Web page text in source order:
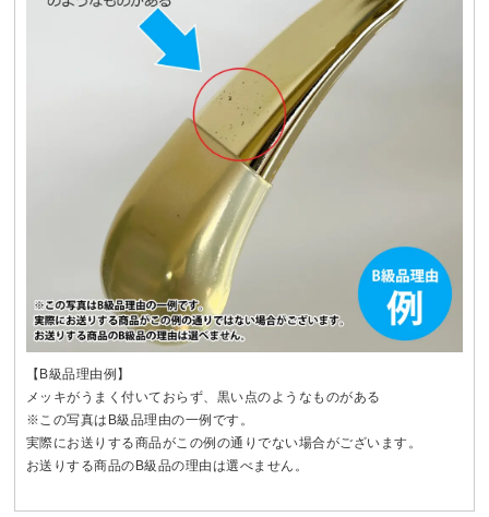
【B級品理由例】
メッキがうまく付いておらず、黒い点のようなものがある
※この写真はB級品理由の一例です。
実際にお送りする商品がこの例の通りでない場合がございます。
お送りする商品のB級品の理由は選べません。